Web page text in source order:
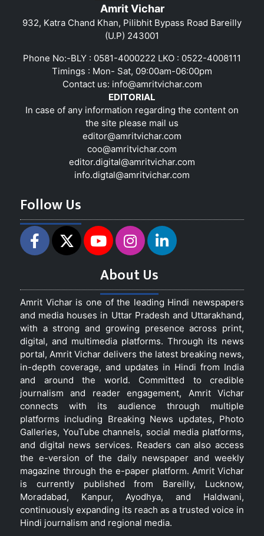
Amrit Vichar
932, Katra Chand Khan, Pilibhit Bypass Road Bareilly
(U.P) 243001
Phone No:-BLY : 0581-4000222 LKO : 0522-4008111
Timings : Mon- Sat, 09:00am-06:00pm
Contact us: info@amritvichar.com
EDITORIAL
In case of any information regarding the content on
the site please mail us
editor@amritvichar.com
coo@amritvichar.com
editor.digital@amritvichar.com
info.digtal@amritvichar.com
Follow Us
About Us
Amrit Vichar is one of the leading Hindi newspapers
and media houses in Uttar Pradesh and Uttarakhand,
with a strong and growing presence across print,
digital, and multimedia platforms. Through its news
portal, Amrit Vichar delivers the latest breaking news,
in-depth coverage, and updates in Hindi from India
and around the world. Committed to credible
journalism and reader engagement, Amrit Vichar
connects with its audience through multiple
platforms including Breaking News updates, Photo
Galleries, YouTube channels, social media platforms,
and digital news services. Readers can also access
the e-version of the daily newspaper and weekly
magazine through the e-paper platform. Amrit Vichar
is currently published from Bareilly, Lucknow,
Moradabad, Kanpur, Ayodhya, and Haldwani,
continuously expanding its reach as a trusted voice in
Hindi journalism and regional media.